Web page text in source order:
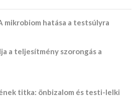
mikrobiom hatása a testsúlyra
a teljesítmény szorongás a
titka: önbizalom és testi-lelki